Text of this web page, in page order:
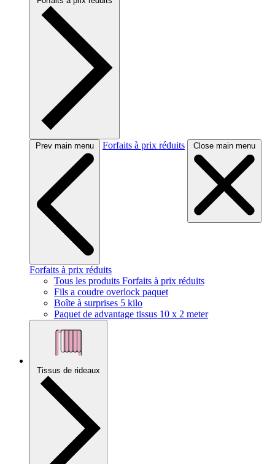
Prev main menu Forfaits à prix réduits Close main menu
Forfaits à prix réduits
Tous les produits Forfaits à prix réduits
Fils a coudre overlock paquet
Boîte à surprises 5 kilo
Paquet de advantage tissus 10 x 2 meter
Tissus de rideaux